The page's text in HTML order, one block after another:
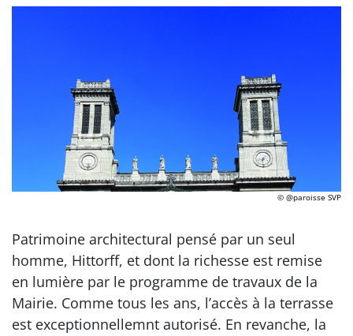
© @paroisse SVP
Patrimoine architectural pensé par un seul
homme, Hittorff, et dont la richesse est remise
en lumière par le programme de travaux de la
Mairie. Comme tous les ans, l’accès à la terrasse
est exceptionnellemnt autorisé. En revanche, la